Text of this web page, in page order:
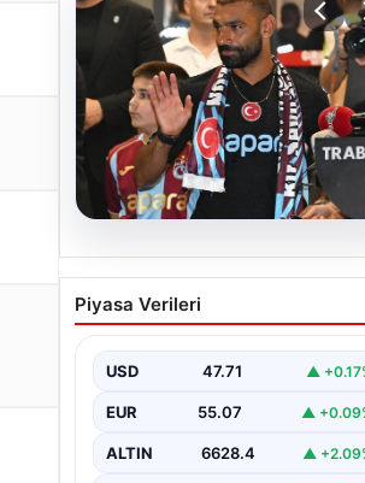
06.08.2026
İşte Muhammed Salah’ın
ilk sözleri
Piyasa Verileri
USD 47.71 ▲
EUR 55.07 ▲
ALTIN 6628.4 ▲